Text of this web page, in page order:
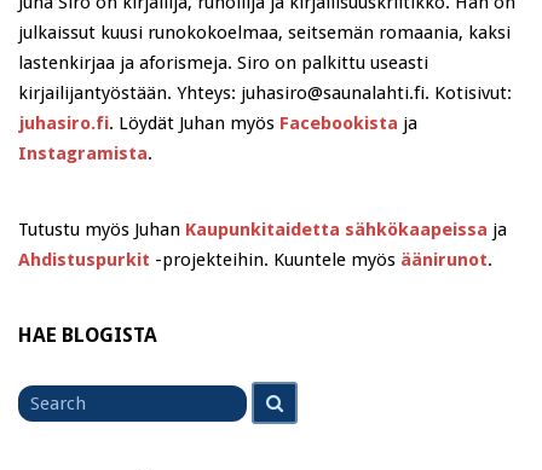
julkaissut kuusi runokokoelmaa, seitsemän romaania, kaksi
lastenkirjaa ja aforismeja. Siro on palkittu useasti
kirjailijantyöstään. Yhteys: juhasiro@saunalahti.fi. Kotisivut:
juhasiro.fi. Löydät Juhan myös Facebookista ja
Instagramista.
Tutustu myös Juhan Kaupunkitaidetta sähkökaapeissa ja
Ahdistuspurkit -projekteihin. Kuuntele myös äänirunot.
HAE BLOGISTA
Search
for